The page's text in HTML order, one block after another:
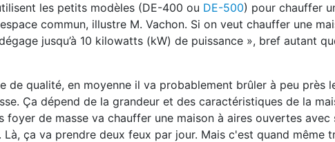
les petits modèles (DE-400 ou DE-500) pour chauffer
commun, illustre M. Vachon. Si on veut chauffer une
jusqu’à 10 kilowatts (kW) de puissance », bref autant
de qualité, en moyenne il va probablement brûler à peu près
Ça dépend de la grandeur et des caractéristiques de la
foyer de masse va chauffer une maison à aires ouvertes avec
ça va prendre deux feux par jour. Mais c'est quand même